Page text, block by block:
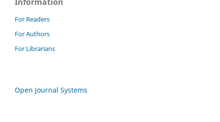
For Readers
For Authors
For Librarians
Open Journal Systems